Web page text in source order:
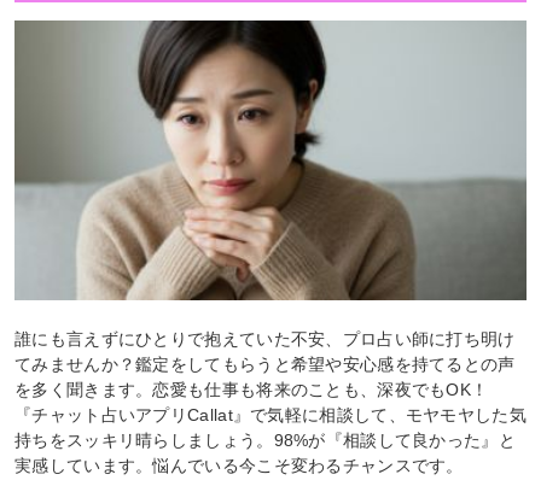
誰にも言えずにひとりで抱えていた不安、プロ占い師に打ち明け
てみませんか？鑑定をしてもらうと希望や安心感を持てるとの声
を多く聞きます。恋愛も仕事も将来のことも、深夜でもOK！
『チャット占いアプリCallat』で気軽に相談して、モヤモヤした気
持ちをスッキリ晴らしましょう。98%が『相談して良かった』と
実感しています。悩んでいる今こそ変わるチャンスです。